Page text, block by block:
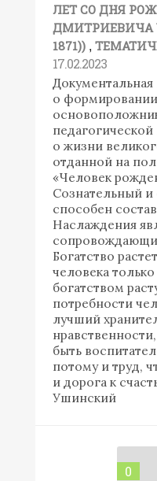
ЛЕТ СО ДНЯ
ДМИТРИЕВИЧА
1871)) ,
17.02.2023
Документальная
о
о жизни
отданной на
«Человек
Сознательный
способен
Наслаждения
Богатство
человека
богатством
потребности
лучший
быть
потому и труд,
и дорога к
Ушинский
0